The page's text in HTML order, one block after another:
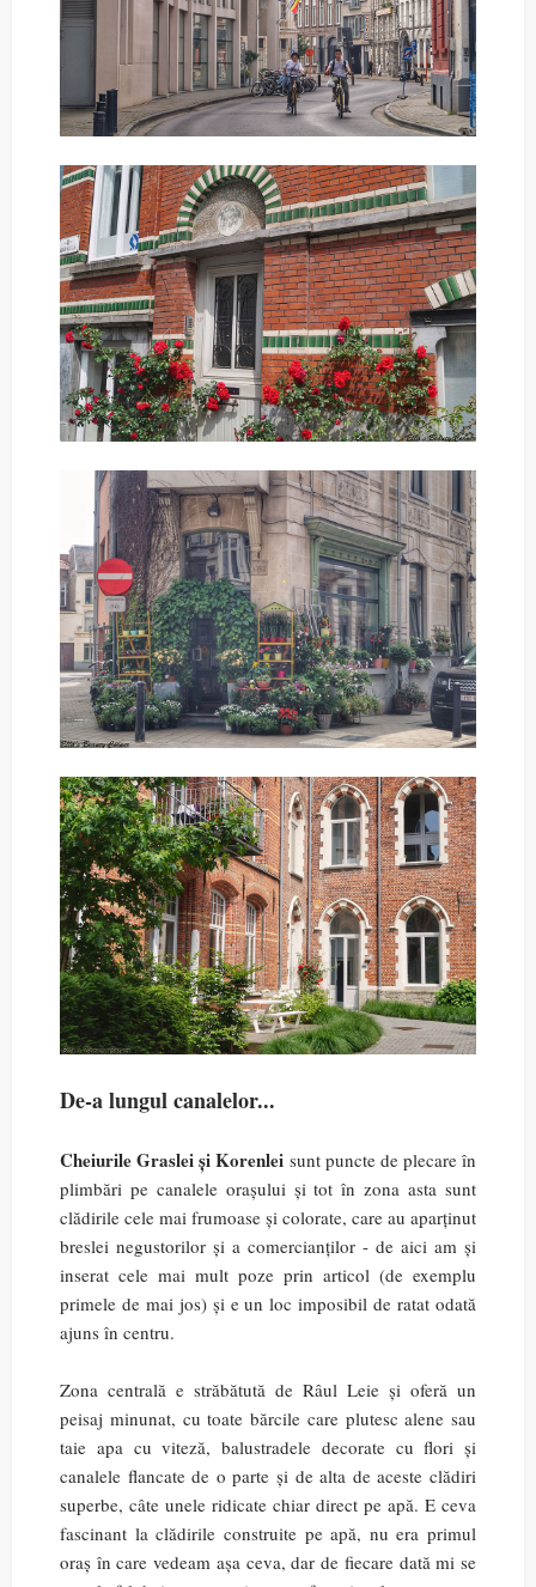
De-a lungul canalelor...
Cheiurile Graslei și Korenlei sunt puncte de plecare în
plimbări pe canalele orașului și tot în zona asta sunt
clădirile cele mai frumoase și colorate, care au aparținut
breslei negustorilor și a comercianților - de aici am și
inserat cele mai mult poze prin articol (de exemplu
primele de mai jos) și e un loc imposibil de ratat odată
ajuns în centru.
Zona centrală e străbătută de Râul Leie și oferă un
peisaj minunat, cu toate bărcile care plutesc alene sau
taie apa cu viteză, balustradele decorate cu flori și
canalele flancate de o parte și de alta de aceste clădiri
superbe, câte unele ridicate chiar direct pe apă. E ceva
fascinant la clădirile construite pe apă, nu era primul
oraș în care vedeam așa ceva, dar de fiecare dată mi se